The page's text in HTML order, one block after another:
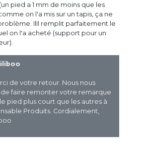
pied a 1 mm de moins que les
on l'a mis sur un tapis, ça ne
IlIl remplit parfaitement le
on l'a acheté (support pour un
de votre retour. Nous nous
faire remonter votre remarque
pied plus court que les autres à
Produits. Cordialement,